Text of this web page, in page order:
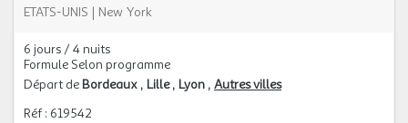
ETATS-UNIS | New York
6 jours / 4 nuits
Formule Selon programme
Départ de Bordeaux Lille Lyon Autres villes
Réf : 619542